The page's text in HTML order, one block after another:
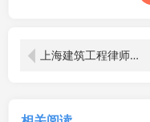
上海建筑工程律师视角下的建设工程质量验收标准解读